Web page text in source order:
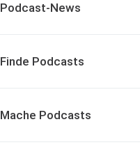
Podcast-News
Finde Podcasts
Mache Podcasts